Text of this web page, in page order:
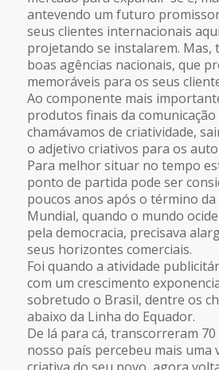
antevendo um futuro
seus clientes internacionais
projetando se instalarem. Mas,
boas agências nacionais, que
memoráveis para os seus
Ao componente mais
produtos finais da comunicação
chamávamos de criatividade,
o adjetivo criativos para os
Para melhor situar no tempo
ponto de partida pode ser
poucos anos após o término
Mundial, quando o mundo
pela democracia, precisava
seus horizontes comerciais.
Foi quando a atividade
com um crescimento
sobretudo o Brasil, dentre os
abaixo da Linha do Equador.
De lá para cá, transcorreram
nosso país percebeu mais uma
criativa do seu povo, agora